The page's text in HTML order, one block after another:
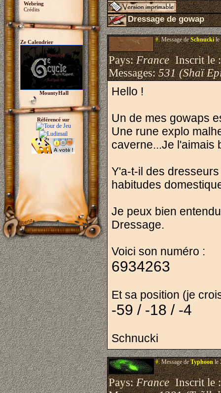
Webring
Crédits
Ze Calendrier
MountyHall
Référencé sur
Dressage de gowap
#.Message deSchnuckile
Pays:FranceInscrit le
Messages:531 (Shaï
Hello !
Un de mes gowaps
Une rune explo
caverne...Je l'aimais
Y'a-t-il des
habitudes
Je peux bien
Dressage.
Voici son numéro :
6934263
Et sa position (je
-59 / -18 / -4
Schnucki
#.Message deTyphoonle
Pays:FranceInscrit le